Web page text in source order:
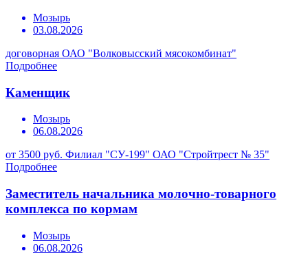
Мозырь
03.08.2026
договорная ОАО "Волковысский мясокомбинат"
Подробнее
Каменщик
Мозырь
06.08.2026
от 3500 руб. Филиал "СУ-199" ОАО "Стройтрест № 35"
Подробнее
Заместитель начальника молочно-товарного
комплекса по кормам
Мозырь
06.08.2026